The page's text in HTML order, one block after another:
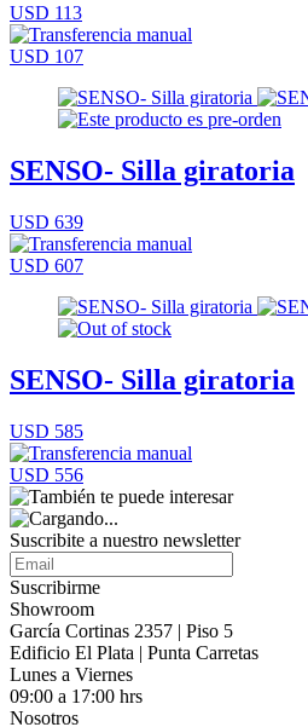
USD 113
USD 107
SENSO- Silla giratoria
USD 639
USD 607
SENSO- Silla giratoria
USD 585
USD 556
Suscribite a nuestro newsletter
Suscribirme
Showroom
García Cortinas 2357 | Piso 5
Edificio El Plata | Punta Carretas
Lunes a Viernes
09:00 a 17:00 hrs
Nosotros